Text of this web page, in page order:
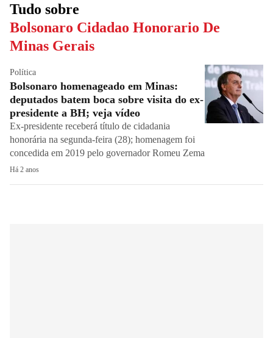
Tudo sobre
Bolsonaro Cidadao Honorario De
Minas Gerais
Política
Bolsonaro homenageado em Minas:
deputados batem boca sobre visita do ex-
presidente a BH; veja vídeo
Ex-presidente receberá título de cidadania
honorária na segunda-feira (28); homenagem foi
concedida em 2019 pelo governador Romeu Zema
Há 2 anos